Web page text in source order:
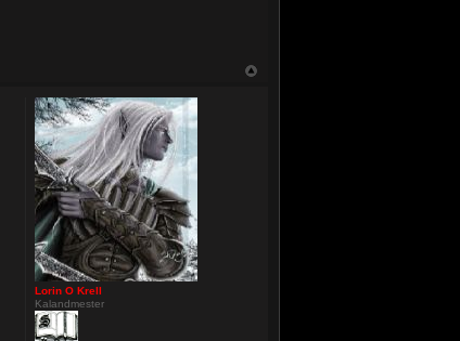
Lorin O Krell
Kalandmester